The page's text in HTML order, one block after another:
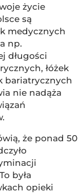
życie
są
medycznych
np.
długości
łóżek
bariatrycznych
nie nadąża
że ponad 50
była
opieki